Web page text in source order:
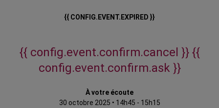
{{ CONFIG.EVENT.EXPIRED }}
{{ config.event.confirm.cancel }} {{
config.event.confirm.ask }}
À votre écoute
30 octobre 2025 • 14h45 - 15h15